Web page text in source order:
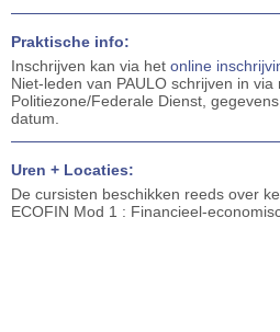
Praktische info:
Inschrijven kan via het online
Niet-leden van PAULO schrijven in
Politiezone/Federale Dienst,
datum.
Uren + Locaties:
De cursisten beschikken reeds over
ECOFIN Mod 1 : Financieel-